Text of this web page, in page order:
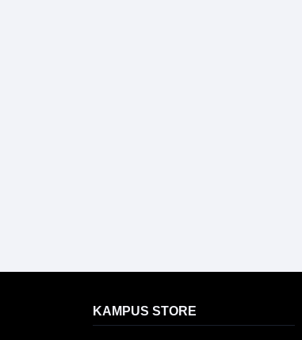
KAMPUS STORE